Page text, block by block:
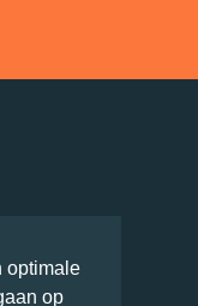
optimale
op
Cookies